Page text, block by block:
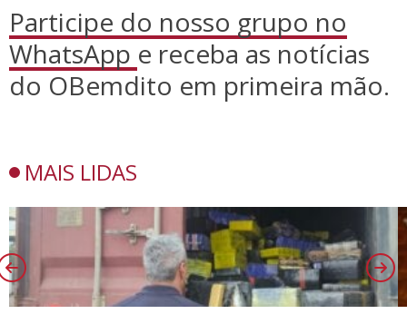
Participe do nosso grupo no
WhatsApp e receba as notícias
do OBemdito em primeira mão.
MAIS LIDAS